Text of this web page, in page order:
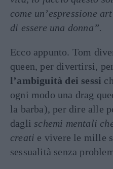
come un’espressione
di essere una donna”.
Ecco appunto. Tom
queen, per divertirsi,
l’ambiguità dei sessi
ogni modo una drag
la barba), per dire alle
daglischemi mentali
creati e vivere le mille
sessualità senza